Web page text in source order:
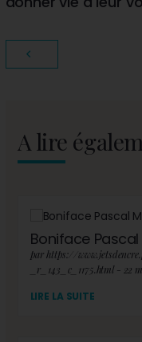
A lire
Boniface
par https://
LIRE LA SUITE